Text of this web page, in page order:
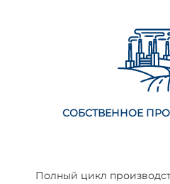
СОБСТВЕННОЕ
Полный цикл